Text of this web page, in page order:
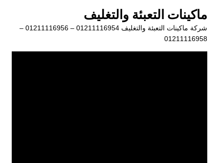
المحتوى
ماكينات التعبئة والتغليف
شركة ماكينات التعبئة والتغليف 01211116954 – 01211116956 –
01211116958